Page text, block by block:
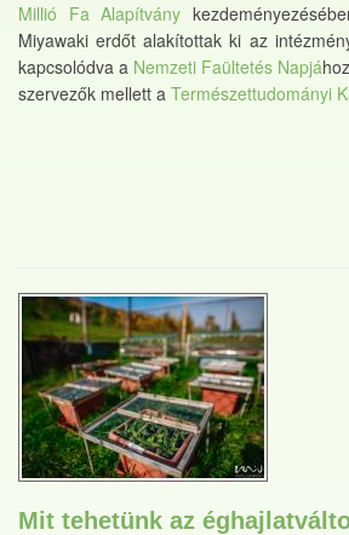
Millió Fa Alapítvány
Miyawaki erdőt alakítottak ki az
kapcsolódva a Nemzeti Faültetés Napjá
szervezők mellett a Természettudományi
Mit tehetünk az